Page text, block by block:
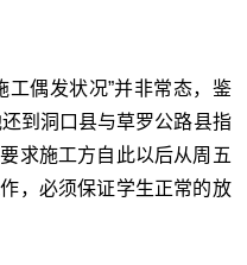
工偶发状况”并非常态，鉴
到洞口县与草罗公路县指
求施工方自此以后从周五
，必须保证学生正常的放